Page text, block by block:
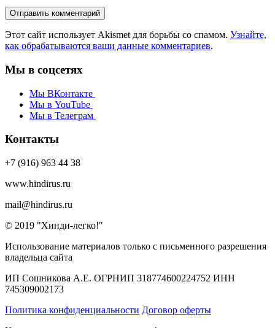
Этот сайт использует Akismet для борьбы со спамом. Узнайте,
как обрабатываются ваши данные комментариев.
Мы в соцсетях
Мы ВКонтакте
Мы в YouTube
Мы в Телеграм
Контакты
+7 (916) 963 44 38
www.hindirus.ru
mail@hindirus.ru
© 2019 "Хинди-легко!"
Использование материалов только с письменного разрешения
владельца сайта
ИП Сошникова А.Е. ОГРНИП 318774600224752 ИНН
745309002173
Политика конфиденциальности Договор оферты